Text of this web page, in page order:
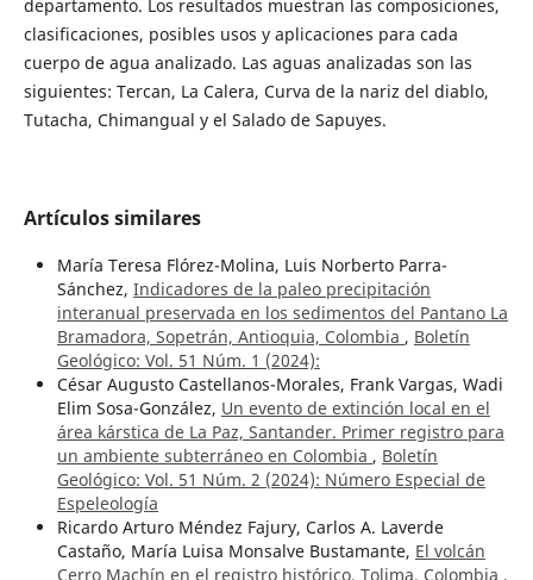
departamento. Los resultados muestran las composiciones,
clasificaciones, posibles usos y aplicaciones para cada
cuerpo de agua analizado. Las aguas analizadas son las
siguientes: Tercan, La Calera, Curva de la nariz del diablo,
Tutacha, Chimangual y el Salado de Sapuyes.
Artículos similares
María Teresa Flórez-Molina, Luis Norberto Parra-
Sánchez, Indicadores de la paleo precipitación
interanual preservada en los sedimentos del Pantano La
Bramadora, Sopetrán, Antioquia, Colombia , Boletín
Geológico: Vol. 51 Núm. 1 (2024):
César Augusto Castellanos-Morales, Frank Vargas, Wadi
Elim Sosa-González, Un evento de extinción local en el
área kárstica de La Paz, Santander. Primer registro para
un ambiente subterráneo en Colombia , Boletín
Geológico: Vol. 51 Núm. 2 (2024): Número Especial de
Espeleología
Ricardo Arturo Méndez Fajury, Carlos A. Laverde
Castaño, María Luisa Monsalve Bustamante, El volcán
Cerro Machín en el registro histórico, Tolima, Colombia ,